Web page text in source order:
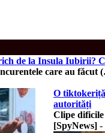
de la Insula Iubirii?
care au făcut
O
autorități
Clipe
[SpyNews] -